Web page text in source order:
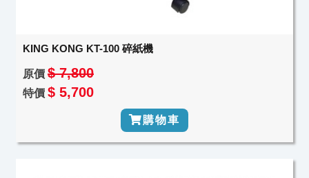
KING KONG KT-100 碎紙機
原價 $ 7,800
特價 $ 5,700
購物車